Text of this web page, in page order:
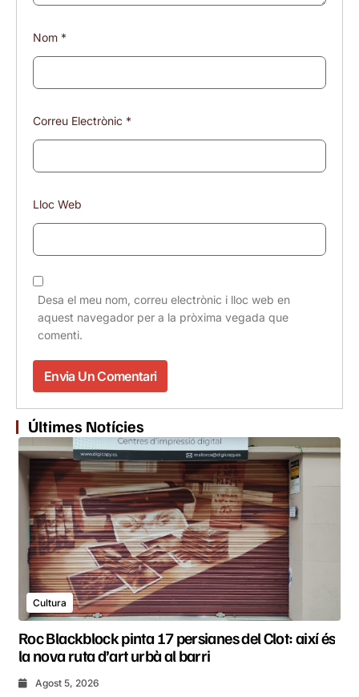
Nom *
Correu Electrònic *
Lloc Web
Desa el meu nom, correu electrònic i lloc web en
aquest navegador per a la pròxima vegada que
comenti.
Últimes Notícies
Cultura
Roc Blackblock pinta 17 persianes del Clot: així és
la nova ruta d’art urbà al barri
Agost 5, 2026